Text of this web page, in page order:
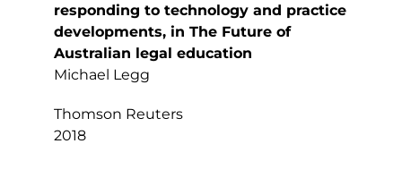
responding to technology and practice
developments, in The Future of
Australian legal education
Michael Legg
Thomson Reuters
2018